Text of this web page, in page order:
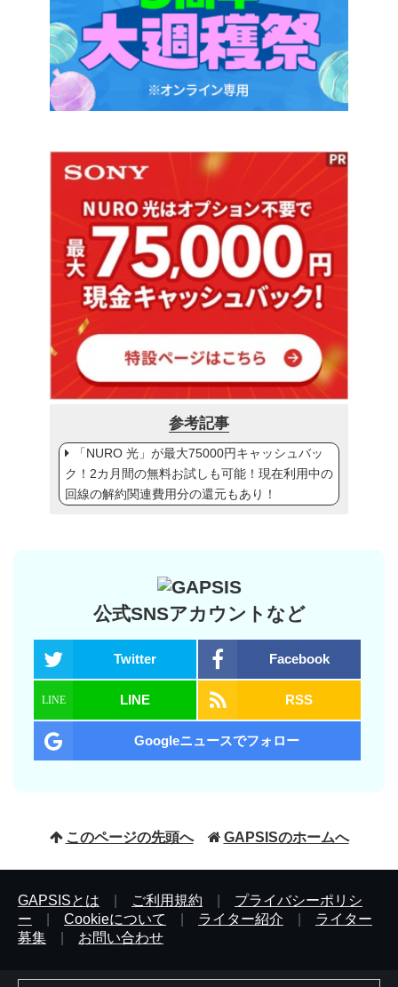
参考記事
「NURO 光」が最大75000円キャッシュバッ
ク！2カ月間の無料お試しも可能！現在利用中の
回線の解約関連費用分の還元もあり！
公式SNSアカウントなど
Twitter Facebook
LINE RSS
Googleニュースでフォロー
このページの先頭へ GAPSISのホームへ
GAPSISとは ご利用規約
プライバシーポリシ
ー
Cookieについて ライター紹介
ライター
募集
お問い合わせ